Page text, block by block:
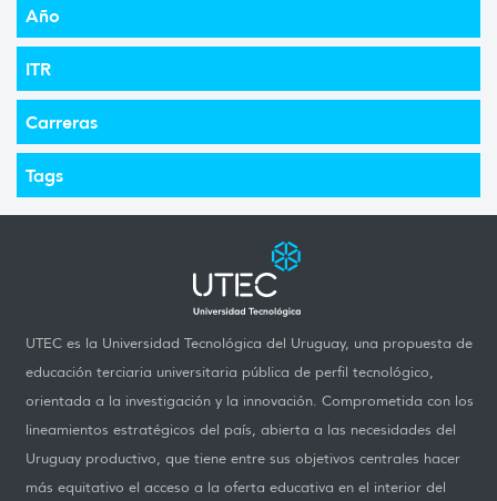
Año
ITR
Carreras
Tags
UTEC es la Universidad Tecnológica del Uruguay, una propuesta de
educación terciaria universitaria pública de perfil tecnológico,
orientada a la investigación y la innovación. Comprometida con los
lineamientos estratégicos del país, abierta a las necesidades del
Uruguay productivo, que tiene entre sus objetivos centrales hacer
más equitativo el acceso a la oferta educativa en el interior del